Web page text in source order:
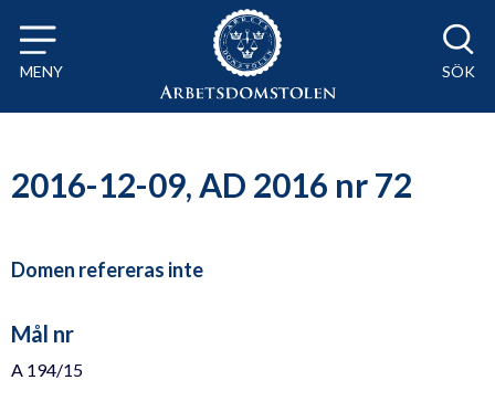
Till innehåll på sidan x
MENY SÖK
2016-12-09, AD 2016 nr 72
Domen refereras inte
Mål nr
A 194/15